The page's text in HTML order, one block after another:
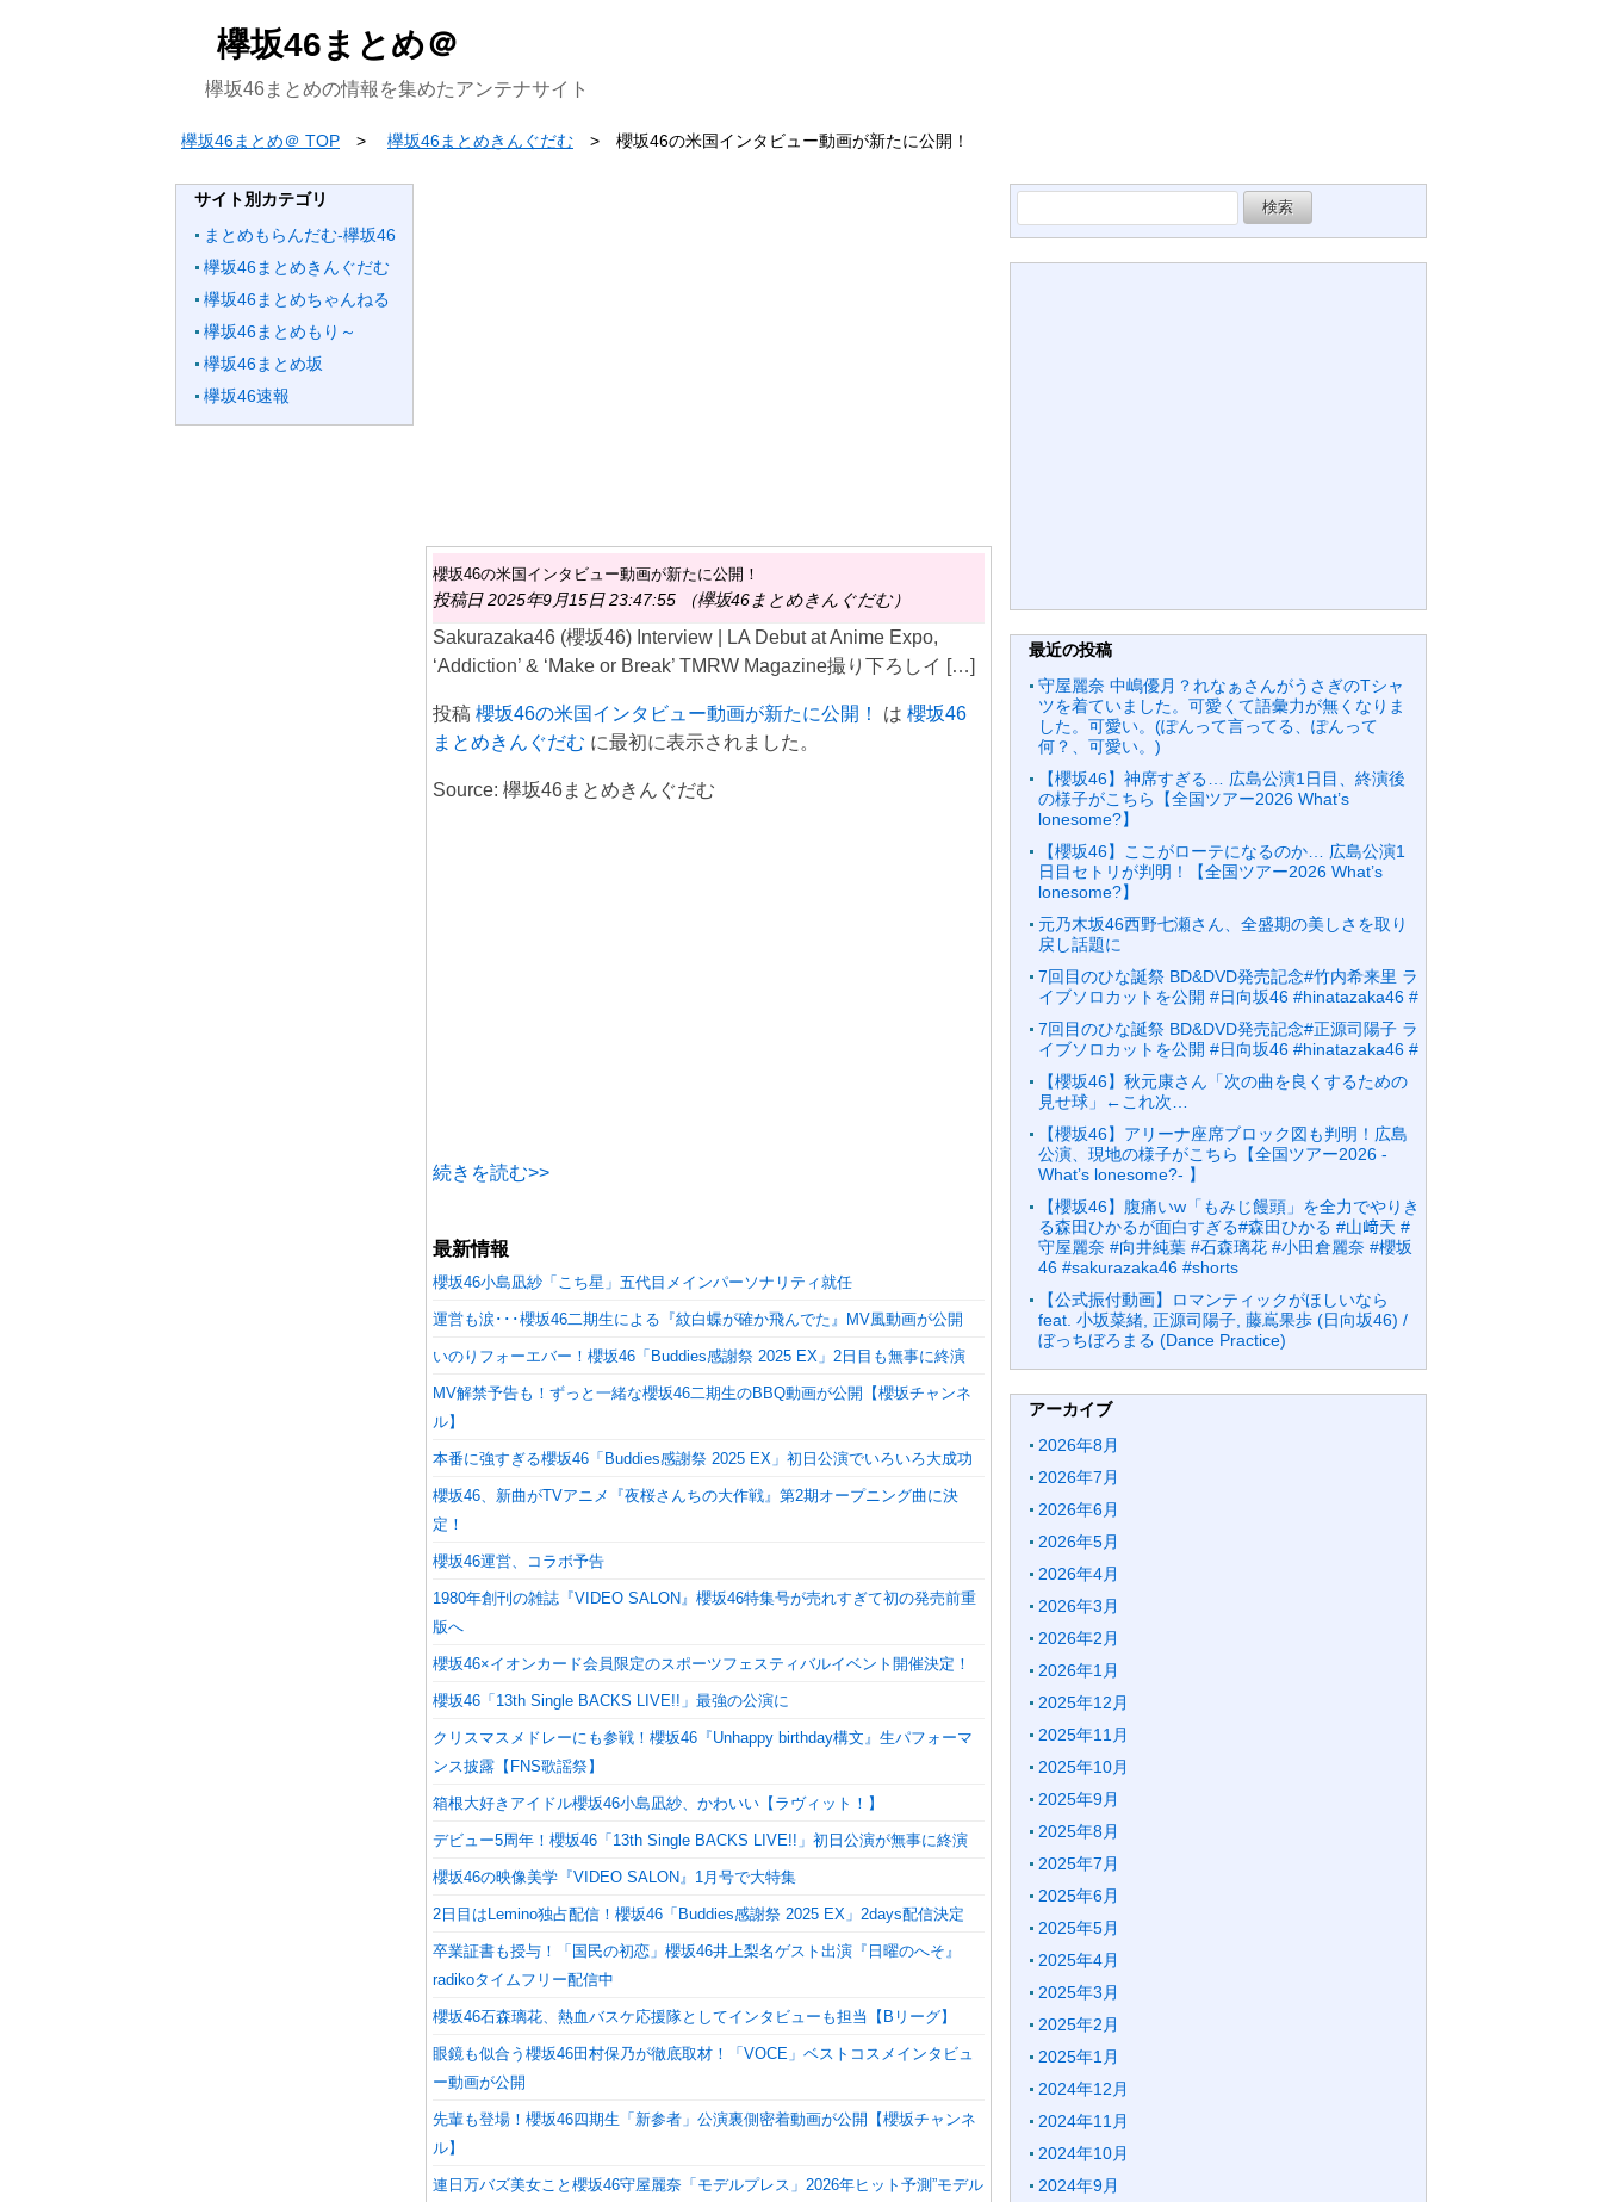
欅坂46まとめ＠
欅坂46まとめの情報を集めたアンテナサイト
欅坂46まとめ＠ TOP 欅坂46まとめきんぐだむ 櫻坂46の米国インタビュー動画が新たに公開！
サイト別カテゴリ
まとめもらんだむ-欅坂46
欅坂46まとめきんぐだむ
欅坂46まとめちゃんねる
欅坂46まとめもり～
欅坂46まとめ坂
欅坂46速報
櫻坂46の米国インタビュー動画が新たに公開！
投稿日 2025年9月15日 23:47:55 （欅坂46まとめきんぐだむ）
Sakurazaka46 (櫻坂46) Interview | LA Debut at Anime Expo,
‘Addiction’ & ‘Make or Break’ TMRW Magazine撮り下ろしイ […]
投稿 櫻坂46の米国インタビュー動画が新たに公開！ は 櫻坂46
まとめきんぐだむ に最初に表示されました。
Source: 欅坂46まとめきんぐだむ
続きを読む>>
最新情報
櫻坂46小島凪紗「こち星」五代目メインパーソナリティ就任
運営も涙･･･櫻坂46二期生による『紋白蝶が確か飛んでた』MV風動画が公開
いのりフォーエバー！櫻坂46「Buddies感謝祭 2025 EX」2日目も無事に終演
MV解禁予告も！ずっと一緒な櫻坂46二期生のBBQ動画が公開【櫻坂チャンネ
ル】
本番に強すぎる櫻坂46「Buddies感謝祭 2025 EX」初日公演でいろいろ大成功
櫻坂46、新曲がTVアニメ『夜桜さんちの大作戦』第2期オープニング曲に決
定！
櫻坂46運営、コラボ予告
1980年創刊の雑誌『VIDEO SALON』櫻坂46特集号が売れすぎて初の発売前重
版へ
櫻坂46×イオンカード会員限定のスポーツフェスティバルイベント開催決定！
櫻坂46「13th Single BACKS LIVE!!」最強の公演に
クリスマスメドレーにも参戦！櫻坂46『Unhappy birthday構文』生パフォーマ
ンス披露【FNS歌謡祭】
箱根大好きアイドル櫻坂46小島凪紗、かわいい【ラヴィット！】
デビュー5周年！櫻坂46「13th Single BACKS LIVE!!」初日公演が無事に終演
櫻坂46の映像美学『VIDEO SALON』1月号で大特集
2日目はLemino独占配信！櫻坂46「Buddies感謝祭 2025 EX」2days配信決定
卒業証書も授与！「国民の初恋」櫻坂46井上梨名ゲスト出演『日曜のへそ』
radikoタイムフリー配信中
櫻坂46石森璃花、熱血バスケ応援隊としてインタビューも担当【Bリーグ】
眼鏡も似合う櫻坂46田村保乃が徹底取材！「VOCE」ベストコスメインタビュ
ー動画が公開
先輩も登場！櫻坂46四期生「新参者」公演裏側密着動画が公開【櫻坂チャンネ
ル】
連日万バズ美女こと櫻坂46守屋麗奈「モデルプレス」2026年ヒット予測”モデル
索:
最近の投稿
守屋麗奈 中嶋優月？れなぁさんがうさぎのTシャ
ツを着ていました。可愛くて語彙力が無くなりま
した。可愛い。(ぽんって言ってる、ぽんって
何？、可愛い。)⁡
【櫻坂46】神席すぎる… 広島公演1日目、終演後
の様子がこちら【全国ツアー2026 What’s
lonesome?】
【櫻坂46】ここがローテになるのか… 広島公演1
日目セトリが判明！【全国ツアー2026 What’s
lonesome?】
元乃木坂46西野七瀬さん、全盛期の美しさを取り
戻し話題に
7回目のひな誕祭 BD&DVD発売記念#竹内希来里 ラ
イブソロカットを公開 #日向坂46 #hinatazaka46 #
7回目のひな誕祭 BD&DVD発売記念#正源司陽子 ラ
イブソロカットを公開 #日向坂46 #hinatazaka46 #
【櫻坂46】秋元康さん「次の曲を良くするための
見せ球」←これ次…
【櫻坂46】アリーナ座席ブロック図も判明！広島
公演、現地の様子がこちら【全国ツアー2026 -
What’s lonesome?- 】
【櫻坂46】腹痛いw「もみじ饅頭」を全力でやりき
る森田ひかるが面白すぎる#森田ひかる #山﨑天 #
守屋麗奈 #向井純葉 #石森璃花 #小田倉麗奈 #櫻坂
46 #sakurazaka46 #shorts
【公式振付動画】ロマンティックがほしいなら
feat. 小坂菜緒, 正源司陽子, 藤嶌果歩 (日向坂46) /
ぼっちぼろまる (Dance Practice)
アーカイブ
2026年8月
2026年7月
2026年6月
2026年5月
2026年4月
2026年3月
2026年2月
2026年1月
2025年12月
2025年11月
2025年10月
2025年9月
2025年8月
2025年7月
2025年6月
2025年5月
2025年4月
2025年3月
2025年2月
2025年1月
2024年12月
2024年11月
2024年10月
2024年9月